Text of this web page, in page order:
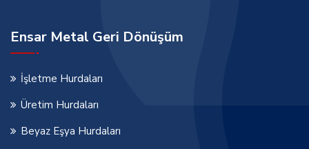
Ensar Metal Geri Dönüşüm
İşletme Hurdaları
Üretim Hurdaları
Beyaz Eşya Hurdaları